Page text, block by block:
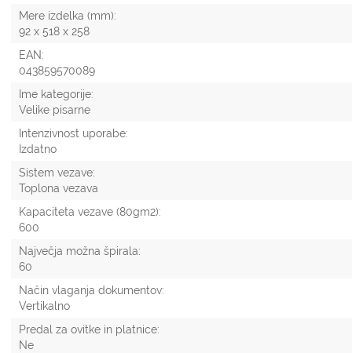
Mere izdelka (mm):
92 x 518 x 258
EAN:
043859570089
Ime kategorije:
Velike pisarne
Intenzivnost uporabe:
Izdatno
Sistem vezave:
Toplona vezava
Kapaciteta vezave (80gm2):
600
Največja možna špirala:
60
Način vlaganja dokumentov:
Vertikalno
Predal za ovitke in platnice:
Ne